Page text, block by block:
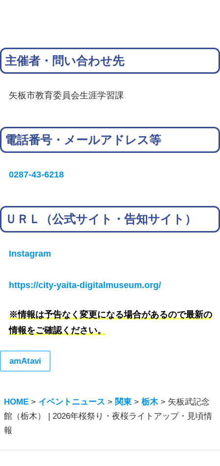
主催者・問い合わせ先
矢板市教育委員会生涯学習課
電話番号・メールアドレス等
0287-43-6218
ＵＲＬ（公式サイト・告知サイト）
Instagram
https://city-yaita-digitalmuseum.org/
※情報は予告なく変更になる場合があるので最新の
情報をご確認ください。
amAtavi
HOME > イベントニュース > 関東 >栃木> 矢板武記念
館（栃木） | 2026年桜祭り・夜桜ライトアップ・見頃情
報